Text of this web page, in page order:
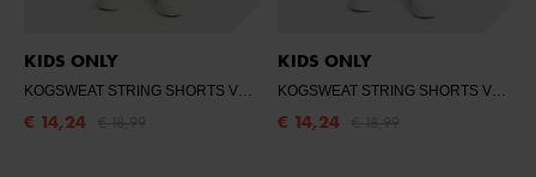
KIDS ONLY
KOGSWEAT STRING SHORTS VD SWT - ROMANCE ROSE
€ 14,24
KIDS ONLY
KOGSWEAT STRING SHORTS VD SWT
€ 14,24